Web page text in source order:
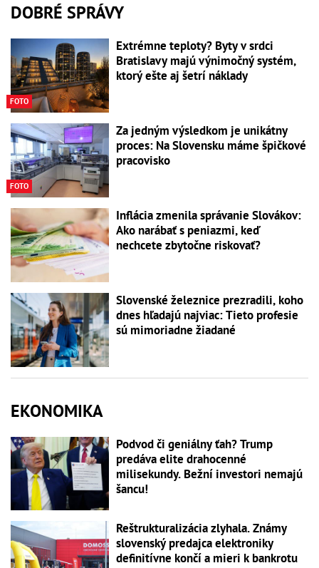
DOBRÉ SPRÁVY
FOTO
Extrémne teploty? Byty v srdci
Bratislavy majú výnimočný systém,
ktorý ešte aj šetrí náklady
FOTO
Za jedným výsledkom je unikátny
proces: Na Slovensku máme špičkové
pracovisko
Inflácia zmenila správanie Slovákov:
Ako narábať s peniazmi, keď
nechcete zbytočne riskovať?
Slovenské železnice prezradili, koho
dnes hľadajú najviac: Tieto profesie
sú mimoriadne žiadané
EKONOMIKA
Podvod či geniálny ťah? Trump
predáva elite drahocenné
milisekundy. Bežní investori nemajú
šancu!
Reštrukturalizácia zlyhala. Známy
slovenský predajca elektroniky
definitívne končí a mieri k bankrotu